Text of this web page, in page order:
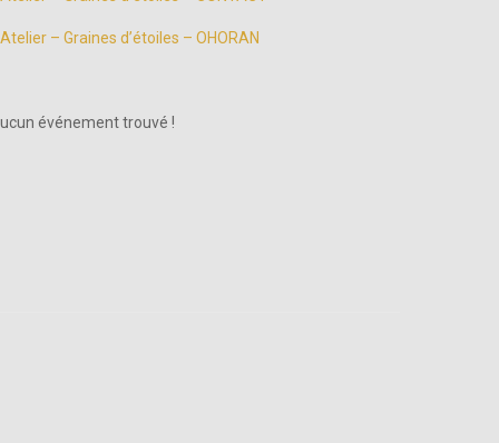
Atelier – Graines d’étoiles – OHORAN
événement trouvé !